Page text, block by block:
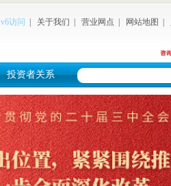
访问 关于我们 营业网点 网站地图
投资者关系